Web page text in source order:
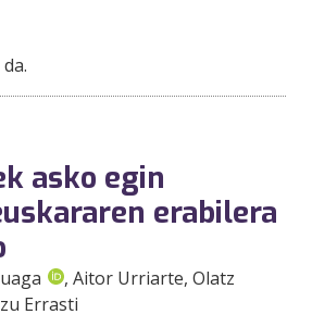
asko egin
erabilera
, Aitor Urriarte, Olatz
Errasti